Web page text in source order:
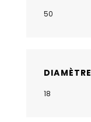
50
DIAMÈTRE
18